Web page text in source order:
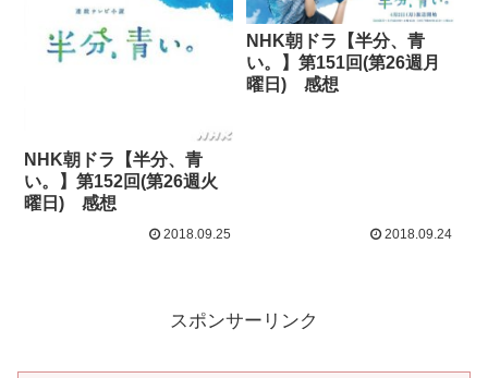
NHK朝ドラ【半分、青
い。】第152回(第26週火
曜日) 感想
2018.09.25
NHK朝ドラ【半分、青
い。】第151回(第26週月
曜日) 感想
2018.09.24
スポンサーリンク